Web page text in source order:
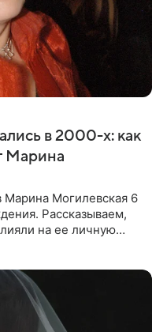
в 2000-х: как
Марина
Марина Могилевская 6
Рассказываем,
на ее личную